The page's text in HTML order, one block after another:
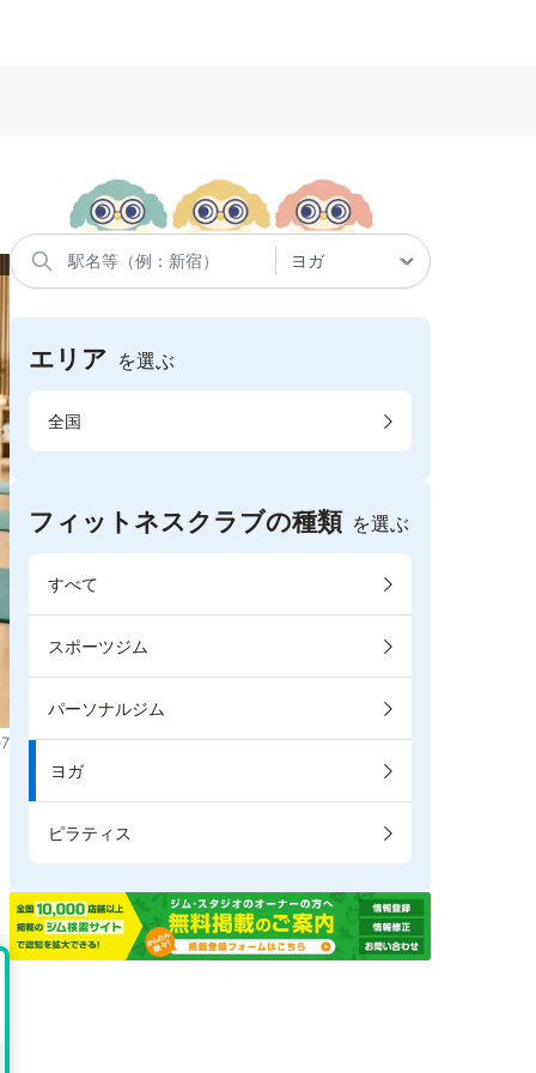
エリア を選ぶ
全国
フィットネスクラブの種類 を選ぶ
すべて
スポーツジム
パーソナルジム
ヨガ
ピラティス